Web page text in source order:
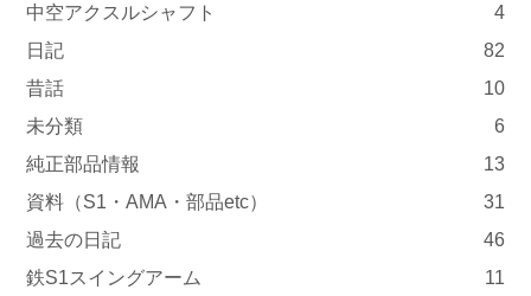
中空アクスルシャフト
4
日記
82
昔話
10
未分類
6
純正部品情報
13
資料（S1・AMA・部品etc）
31
過去の日記
46
鉄S1スイングアーム
11